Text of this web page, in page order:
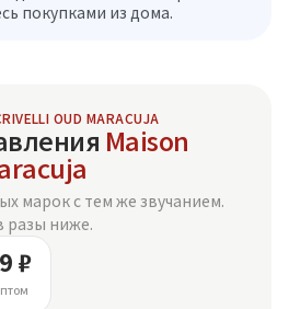
покупками из дома.
OUD MARACUJA
Maison
марок с тем же звучанием.
разы ниже.
₽